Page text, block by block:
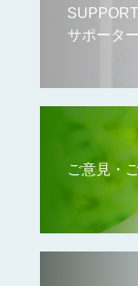
サポータ
ご意見・